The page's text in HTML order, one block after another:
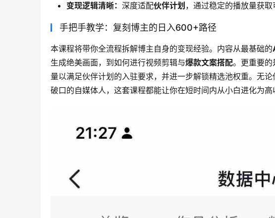
变现逻辑清晰： 深度适配伙伴计划 ，通过稳定的播放量获取
手把手教学：复刻博主的日入600+路径
本课程将带你全流程拆解博主自身的变现经验。内容从最基础的
生成绝美画面，到如何进行视频剪辑与爆款文案搭配。更重要的
量以满足伙伴计划的入驻要求，并进一步解锁精选池权重。无
破口的自媒体人，这套课程都能让你在短时间内从小白进化为高